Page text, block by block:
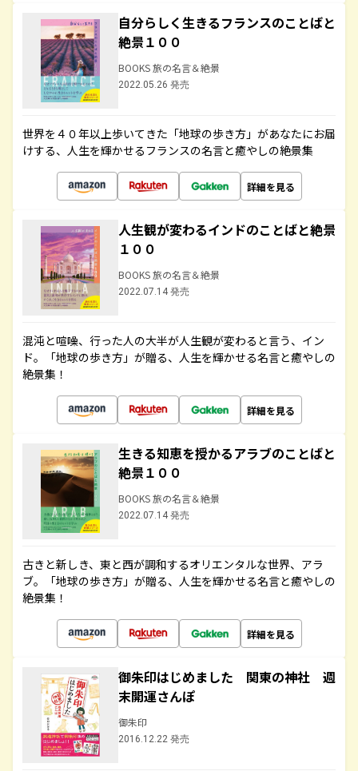
自分らしく生きるフランスのことばと
絶景１００
BOOKS 旅の名言＆絶景
2022.05.26 発売
世界を４０年以上歩いてきた「地球の歩き方」があなたにお届
けする、人生を輝かせるフランスの名言と癒やしの絶景集
詳細を見る
人生観が変わるインドのことばと絶景
１００
BOOKS 旅の名言＆絶景
2022.07.14 発売
混沌と喧噪、行った人の大半が人生観が変わると言う、イン
ド。「地球の歩き方」が贈る、人生を輝かせる名言と癒やしの
絶景集！
詳細を見る
生きる知恵を授かるアラブのことばと
絶景１００
BOOKS 旅の名言＆絶景
2022.07.14 発売
古きと新しき、東と西が調和するオリエンタルな世界、アラ
ブ。「地球の歩き方」が贈る、人生を輝かせる名言と癒やしの
絶景集！
詳細を見る
御朱印はじめました 関東の神社 週
末開運さんぽ
御朱印
2016.12.22 発売